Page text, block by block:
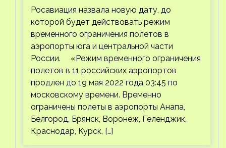
Росавиация назвала новую дату, до
которой будет действовать режим
временного ограничения полетов в
аэропорты юга и центральной части
России. «Режим временного ограничения
полетов в 11 российских аэропортов
продлен до 19 мая 2022 года 03:45 по
московскому времени. Временно
ограничены полеты в аэропорты Анапа,
Белгород, Брянск, Воронеж, Геленджик,
Краснодар, Курск, […]